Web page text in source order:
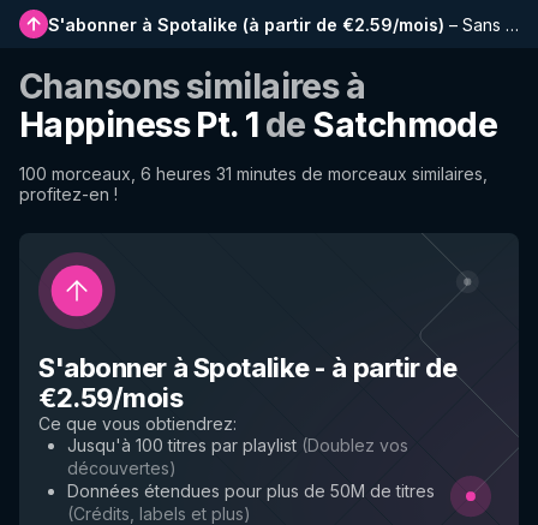
S'abonner à Spotalike (à partir de €2.59/mois) – Sans publicité, playlists plus longues, historique complet et accès anticipé aux nouvelles fonctionnalités
Chansons similaires à
Happiness Pt. 1 de Satchmode
100 morceaux, 6 heures 31 minutes de morceaux similaires,
profitez-en !
S'abonner à Spotalike- à partir de
€2.59/mois
Ce que vous obtiendrez:
Jusqu'à 100 titres par playlist (Doublez vos
découvertes)
Données étendues pour plus de 50M de titres
(Crédits, labels et plus)